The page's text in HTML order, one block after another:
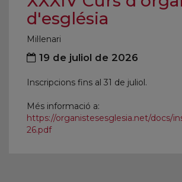
d'església
Mil·lenari
19 de juliol de 2026
Inscripcions fins al 31 de juliol.
Més informació a:
https://organistesesglesia.net/docs/
26.pdf